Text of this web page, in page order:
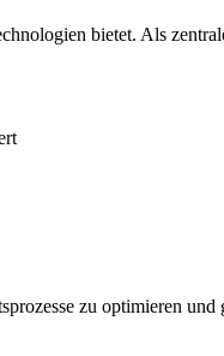
bietet. Als
zu optimieren und